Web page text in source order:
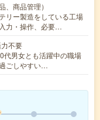
、商品管理）
リー製造をしている工場
力・操作、必要…
不要
代男女とも活躍中の職場
ごしやすい…